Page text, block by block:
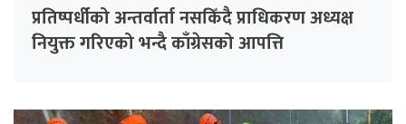
प्रतिष्पर्धीको अन्तर्वार्ता नसकिँदै प्राधिकरण अध्यक्ष
नियुक्त गरिएको भन्दै काँग्रेसको आपत्ति